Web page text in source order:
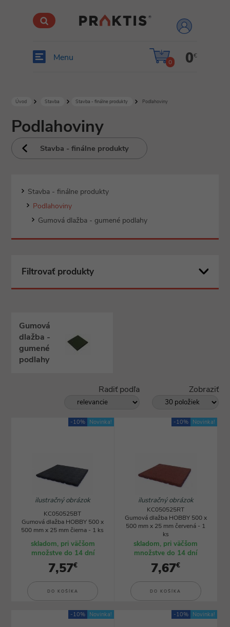
prihlásiť
sa
0 0€
Menu
Úvod Stavba Stavba - finálne produkty Podlahoviny
Podlahoviny
Stavba - finálne produkty
Stavba - finálne produkty
Podlahoviny
Gumová dlažba - gumené podlahy
Filtrovať produkty
Gumová
dlažba -
gumené
podlahy
Radiť podľa Zobraziť
Novinka!
-10%
ilustračný obrázok
KC050525BT
Gumová dlažba HOBBY 500 x
500 mm x 25 mm čierna - 1 ks
skladom, pri väčšom
množstve do 14 dní
7,57€
DO KOŠÍKA
Novinka!
-10%
ilustračný obrázok
KC050525RT
Gumová dlažba HOBBY 500 x
500 mm x 25 mm červená - 1
ks
skladom, pri väčšom
množstve do 14 dní
7,67€
DO KOŠÍKA
Novinka!
-10% Novinka!
-10%